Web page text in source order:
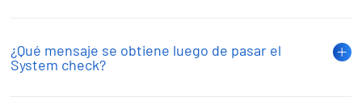
¿Qué mensaje se obtiene luego de pasar el
System check?